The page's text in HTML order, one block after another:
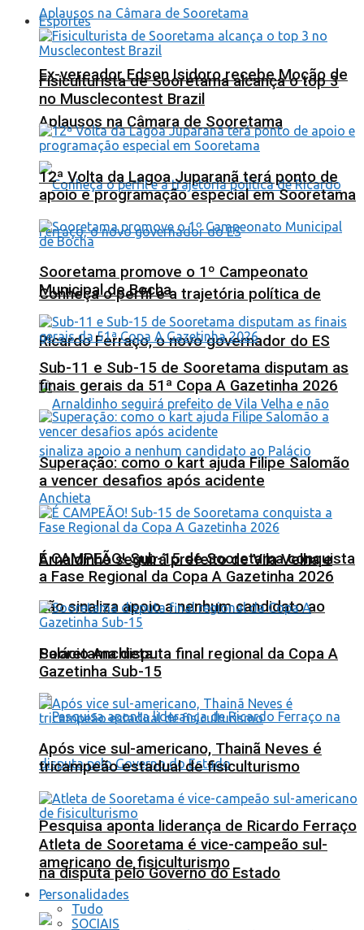
Ex-vereador Edson Isidoro recebe Moção de
Aplausos na Câmara de Sooretama
Conheça o perfil e a trajetória política de
Ricardo Ferraço, o novo governador do ES
Arnaldinho seguirá prefeito de Vila Velha e
não sinaliza apoio a nenhum candidato ao
Palácio Anchieta
Pesquisa aponta liderança de Ricardo Ferraço
na disputa pelo Governo do Estado
Esportes
Fisiculturista de Sooretama alcança o top 3
no Musclecontest Brazil
12ª Volta da Lagoa Juparanã terá ponto de
apoio e programação especial em Sooretama
Sooretama promove o 1º Campeonato
Municipal de Bocha
Sub-11 e Sub-15 de Sooretama disputam as
finais gerais da 51ª Copa A Gazetinha 2026
Superação: como o kart ajuda Filipe Salomão
a vencer desafios após acidente
É CAMPEÃO! Sub-15 de Sooretama conquista
a Fase Regional da Copa A Gazetinha 2026
Sooretama disputa final regional da Copa A
Gazetinha Sub-15
Após vice sul-americano, Thainã Neves é
tricampeão estadual de fisiculturismo
Atleta de Sooretama é vice-campeão sul-
americano de fisiculturismo
Personalidades
Tudo
SOCIAIS